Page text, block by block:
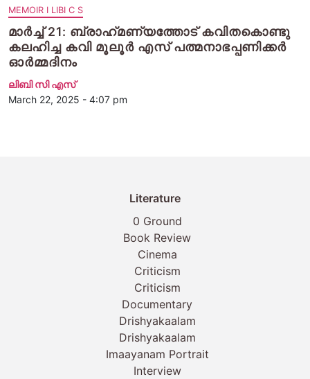
MEMOIR I LIBI C S
മാര്‍ച്ച് 21: ബ്രാഹ്‌മണ്യത്തോട് കവിതകൊണ്ടു
കലഹിച്ച കവി മൂലൂര്‍ എസ് പത്മനാഭപ്പണിക്കര്‍
ഓര്‍മ്മദിനം
ലിബി സി എസ്
March 22, 2025 - 4:07 pm
Literature
0 Ground
Book Review
Cinema
Criticism
Criticism
Documentary
Drishyakaalam
Drishyakaalam
Imaayanam Portrait
Interview